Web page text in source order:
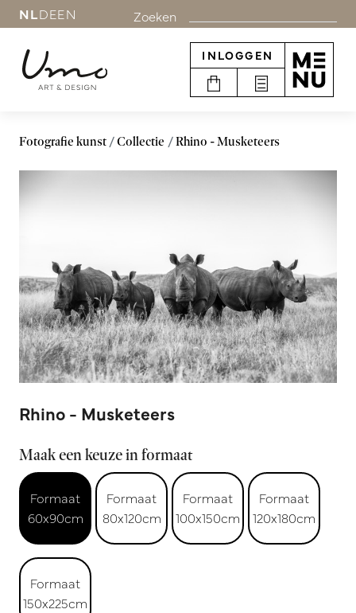
NLDEEN Zoeken
INLOGGEN
Fotografie kunst Collectie Rhino - Musketeers
Rhino - Musketeers
Maak een keuze in formaat
Formaat
60x90cm
Formaat
80x120cm
Formaat
100x150cm
Formaat
120x180cm
Formaat
150x225cm